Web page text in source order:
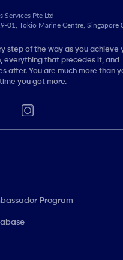
Services Pte Ltd
01, Tokio Marine Centre, Singapore
step of the way as you achieve
everything that precedes it, and
after. You are much more than
you got more.
Program